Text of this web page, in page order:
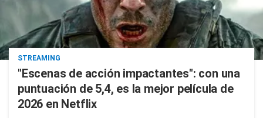
STREAMING
"Escenas de acción impactantes": con una
puntuación de 5,4, es la mejor película de
2026 en Netflix